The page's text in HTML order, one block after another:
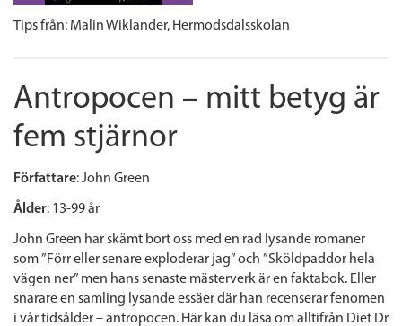
Tips från: Malin Wiklander, Hermodsdalsskolan
Antropocen – mitt betyg är
fem stjärnor
Författare: John Green
Ålder: 13-99 år
John Green har skämt bort oss med en rad lysande romaner
som ”Förr eller senare exploderar jag” och ”Sköldpaddor hela
vägen ner” men hans senaste mästerverk är en faktabok. Eller
snarare en samling lysande essäer där han recenserar fenomen
i vår tidsålder – antropocen. Här kan du läsa om alltifrån Diet Dr